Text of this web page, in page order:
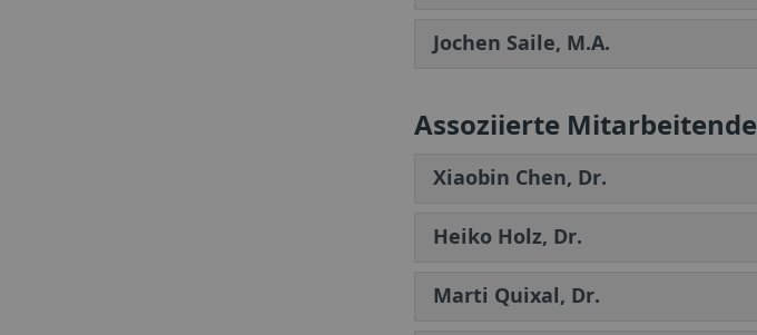
Jochen Saile, M.A.
Assoziierte Mitarbeitende
Xiaobin Chen, Dr.
Heiko Holz, Dr.
Marti Quixal, Dr.